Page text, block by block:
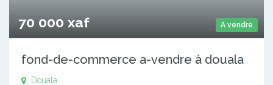
A vendre
70 000 xaf
fond-de-commerce a-vendre à douala
Douala